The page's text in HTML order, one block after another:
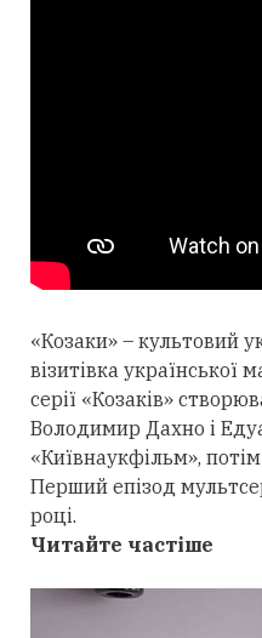
«Козаки» – культовий
візитівка української
серії «Козаків»
Володимир Дахно і
«Київнаукфільм»,
Перший епізод
році.
Читайте частіше